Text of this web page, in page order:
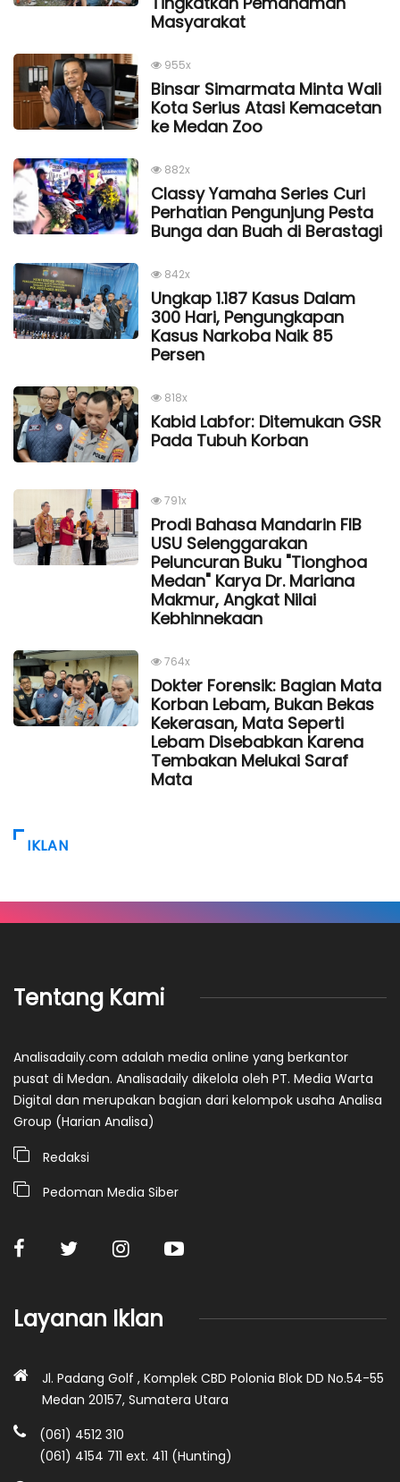
Masyarakat
955x
Binsar Simarmata Minta Wali
Kota Serius Atasi Kemacetan
ke Medan Zoo
882x
Classy Yamaha Series Curi
Perhatian Pengunjung Pesta
Bunga dan Buah di Berastagi
842x
Ungkap 1.187 Kasus Dalam
300 Hari, Pengungkapan
Kasus Narkoba Naik 85
Persen
818x
Kabid Labfor: Ditemukan GSR
Pada Tubuh Korban
791x
Prodi Bahasa Mandarin FIB
USU Selenggarakan
Peluncuran Buku "Tionghoa
Medan" Karya Dr. Mariana
Makmur, Angkat Nilai
Kebhinnekaan
764x
Dokter Forensik: Bagian Mata
Korban Lebam, Bukan Bekas
Kekerasan, Mata Seperti
Lebam Disebabkan Karena
Tembakan Melukai Saraf
Mata
IKLAN
Tentang Kami
Analisadaily.com adalah media online yang berkantor
pusat di Medan. Analisadaily dikelola oleh PT. Media Warta
Digital dan merupakan bagian dari kelompok usaha Analisa
Group (Harian Analisa)
Redaksi
Pedoman Media Siber
Layanan Iklan
Jl. Padang Golf , Komplek CBD Polonia Blok DD No.54-55
Medan 20157, Sumatera Utara
(061) 4512 310
(061) 4154 711 ext. 411 (Hunting)